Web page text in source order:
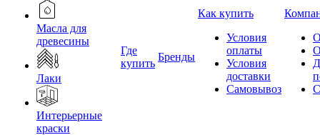
Масла для
древесины
Лаки
Интерьерные
краски
Где
купить
Бренды
Как купить
Условия
оплаты
Условия
доставки
Самовывоз